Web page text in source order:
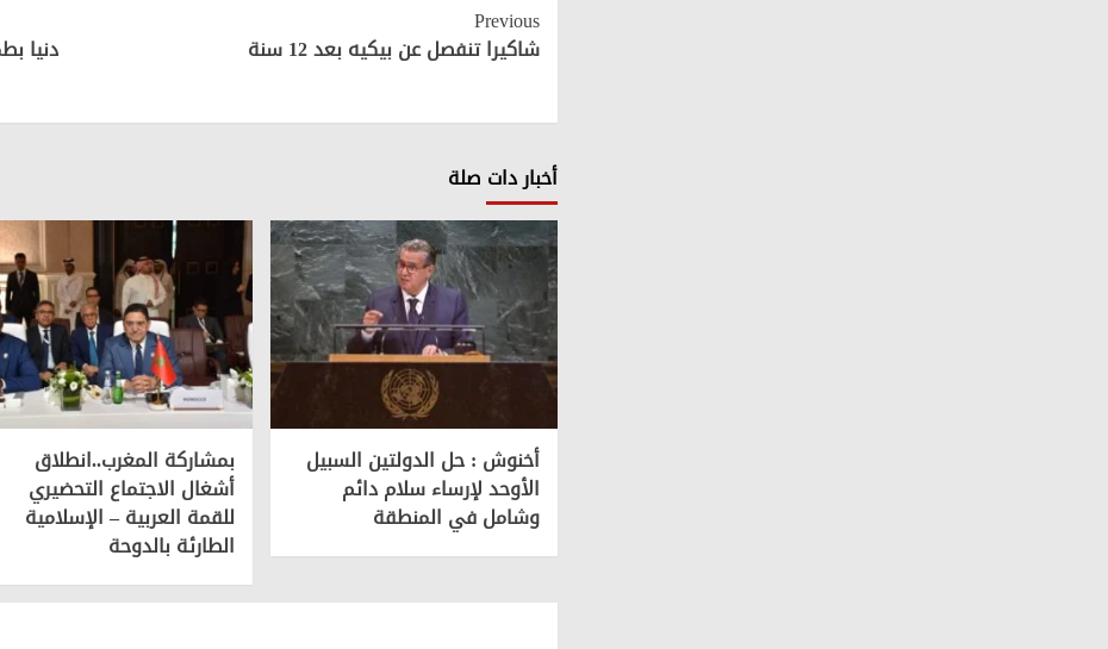
Continue
Reading
Previous
شاكيرا تنفصل عن بيكيه بعد 12 سنة دنيا
أخبار دات صلة
أخنوش : حل الدولتين السبيل
الأوحد لإرساء سلام دائم
وشامل في المنطقة
بمشاركة المغرب..انطلاق
أشغال الاجتماع التحضيري
للقمة العربية – الإسلامية
الطارئة بالدوحة